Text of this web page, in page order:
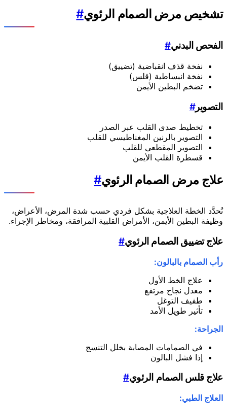
تشخيص مرض الصمام الرئوي#
الفحص البدني#
نفخة قذف انقباضية (تضييق)
نفخة انبساطية (قلس)
تضخم البطين الأيمن
التصوير#
تخطيط صدى القلب عبر الصدر
التصوير بالرنين المغناطيسي للقلب
التصوير المقطعي للقلب
قسطرة القلب الأيمن
علاج مرض الصمام الرئوي#
تُحدَّد الخطة العلاجية بشكل فردي حسب شدة المرض، الأعراض،
وظيفة البطين الأيمن، الأمراض القلبية المرافقة، ومخاطر الإجراء.
علاج تضييق الصمام الرئوي#
رأب الصمام بالبالون:
علاج الخط الأول
معدل نجاح مرتفع
طفيف التوغل
تأثير طويل الأمد
الجراحة:
في الصمامات المصابة بخلل التنسج
إذا فشل البالون
علاج قلس الصمام الرئوي#
العلاج الطبي: